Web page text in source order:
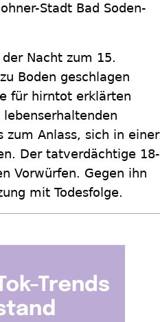
Stadt Bad Soden-
Nacht zum 15.
Boden geschlagen
für hirntot erklärten
zum Anlass, sich in einer
Der tatverdächtige 18-
Vorwürfen. Gegen ihn
mit Todesfolge.